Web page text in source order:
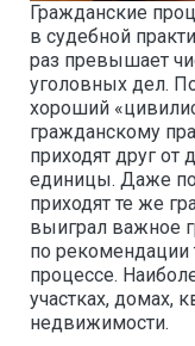
Гражданские
в судебной
раз превышает
уголовных дел.
хороший
гражданскому
приходят друг от
единицы. Даже
приходят те же
выиграл важное
по рекомендации
процессе.
участках, домах,
недвижимости.